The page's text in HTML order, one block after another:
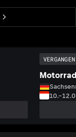
VERGANGEN